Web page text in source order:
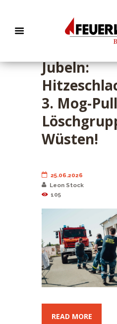
Jubeln:
3. Mog-
Wüsten!
25.06.2026
Leon Stock
105
READ MORE